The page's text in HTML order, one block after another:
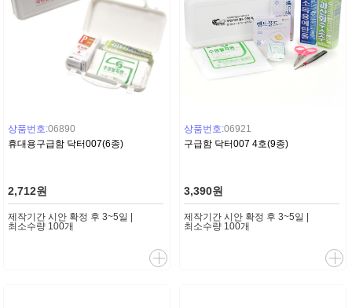
상품번호:06890
휴대용구급함 닥터007(6종)
2,712원
제작기간 시안 확정 후 3~5일 |
최소수량 100개
상품번호:06921
구급함 닥터007 4호(9종)
3,390원
제작기간 시안 확정 후 3~5일 |
최소수량 100개